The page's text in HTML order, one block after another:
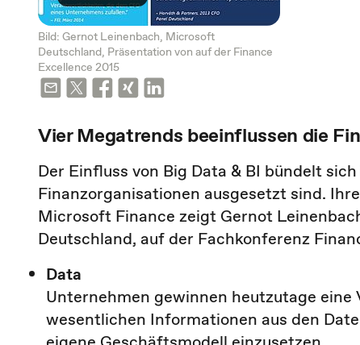
Bild: Gernot Leinenbach, Microsoft
Deutschland, Präsentation von auf der Finance
Excellence 2015
Vier Megatrends beeinflussen die
Der Einfluss von Big Data & BI bündelt
Finanzorganisationen ausgesetzt sind.
Microsoft Finance zeigt Gernot
Deutschland, auf der Fachkonferenz
Data
Unternehmen gewinnen heutzutage
wesentlichen Informationen aus den